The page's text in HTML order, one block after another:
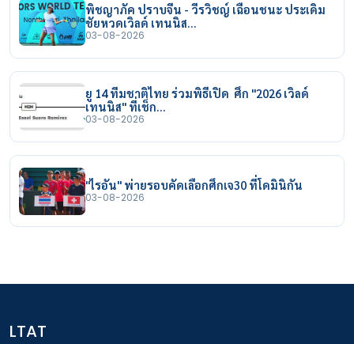
พิชญาภัค ปราบจีน - วีรวิชญ์ เฉือนชนะ ประเดิม
ชัยหวดเวิลด์ เทนนิส…
03-08-2026
ยู 14 ทีมชาติไทย ร่วมพิธีเปิด ศึก "2026 เวิลด์
เทนนิส" ที่เช็ก…
03-08-2026
"ไรอัน" พ่ายรอบคัดเลือกศึกเจ30 ที่โดมินิกัน
03-08-2026
LTAT